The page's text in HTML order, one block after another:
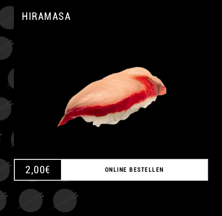
HIRAMASA
2,00€ ONLINE BESTELLEN